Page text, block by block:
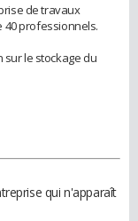
de travaux
40 professionnels.
le stockage du
qui n'apparaît